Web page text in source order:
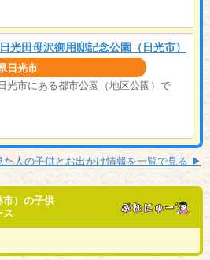
光田母沢御用邸記念公園（日光市）
日光市
光市にある都市公園（地区公園）で
人の子供とお出かけ情報を一覧で見る ▶︎
市）の子供
ス